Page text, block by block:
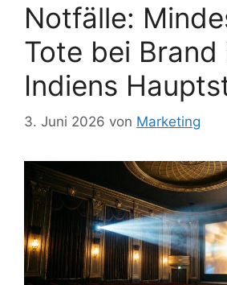
Notfälle:
Tote bei Brand
Indiens
3. Juni 2026 von Marketing